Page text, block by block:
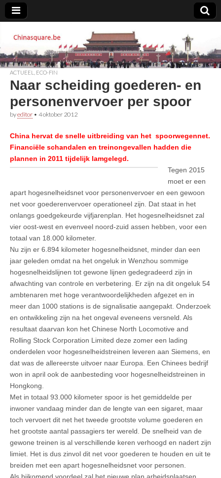
Chinasquare.be
ACTUEEL ECO-FIN
Naar scheiding goederen- en
personenvervoer per spoor
byeditor • 4 oktober 2012
China hervat de snelle uitbreiding van het spoorwegennet.
Financiële schandalen en treinongevallen hadden die
plannen in 2011 tijdelijk lamgelegd.
Tegen 2015
moet er een
apart hogesnelheidsnet voor personenvervoer en een gewoon
net voor goederenvervoer operationeel zijn. Dat staat in het
onlangs goedgekeurde vijfjarenplan. Het hogesnelheidsnet zal
vier oost-west en evenveel noord-zuid assen hebben, voor een
totaal van 18.000 kilometer.
Nu zijn er 6.894 kilometer hogesnelheidsnet, minder dan een
jaar geleden omdat na het ongeluk in Wenzhou sommige
hogesnelheidslijnen tot gewone lijnen gedegradeerd zijn in
afwachting van controle en verbetering. Er zijn na dit ongeluk 54
ambtenaren met hoge verantwoordelijkheden afgezet en in
meer dan 1000 stations is de signalisatie aangepakt. Onderzoek
en ontwikkeling zijn na het ongeval eveneens versneld. Als
resultaat daarvan kon het Chinese North Locomotive and
Rolling Stock Corporation Limited deze zomer een lading
onderdelen voor hogesnelheidstreinen leveren aan Siemens, en
dat was de allereerste uitvoer naar Europa. Een Chinees bedrijf
won in april ook de aanbesteding voor hogesnelheidstreinen in
Hongkong.
Met in totaal 93.000 kilometer spoor is het gemiddelde per
inwoner vandaag minder dan de lengte van een sigaret, maar
toch vervoert dit net het tweede grootste volume goederen en
het grootste aantal passagiers ter wereld. De snelheid van de
gewone treinen is al verschillende keren verhoogd en nadert zijn
limiet. Het is dus zinvol dit net voor goederen te houden en uit te
breiden met een apart hogesnelheidsnet voor personen.
Als bijkomend voordeel zal het nieuwe plan arbeidsplaatsen